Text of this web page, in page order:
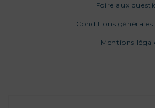
Foire aux
Conditions générales
Mentions